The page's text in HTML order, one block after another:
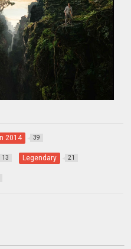
2014 39
13 Legendary 21